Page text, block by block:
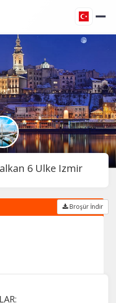
6 Ulke Izmir
Broşür İndir